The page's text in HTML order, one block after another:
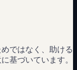
ではなく、助ける
基づいています。